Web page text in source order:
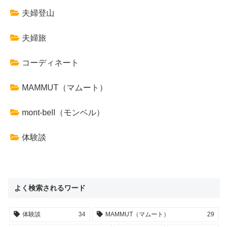
夫婦登山
夫婦旅
コーディネート
MAMMUT（マムート）
mont-bell（モンベル）
体験談
よく検索されるワード
体験談 34 MAMMUT（マムート） 29